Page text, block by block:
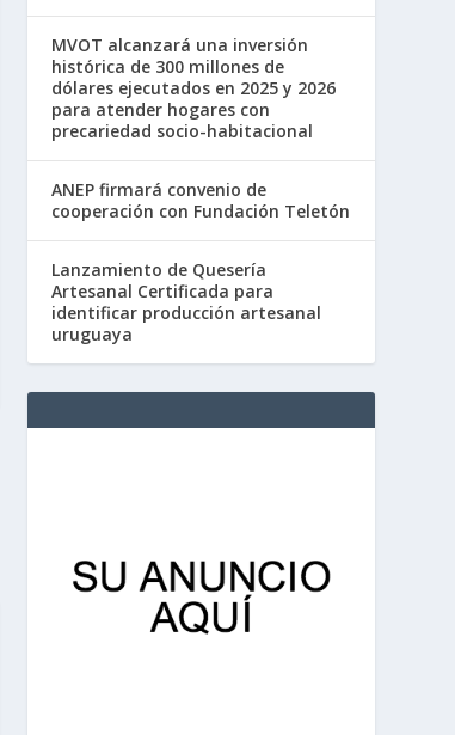
MVOT alcanzará una inversión
histórica de 300 millones de
dólares ejecutados en 2025 y 2026
para atender hogares con
precariedad socio-habitacional
ANEP firmará convenio de
cooperación con Fundación Teletón
Lanzamiento de Quesería
Artesanal Certificada para
identificar producción artesanal
uruguaya